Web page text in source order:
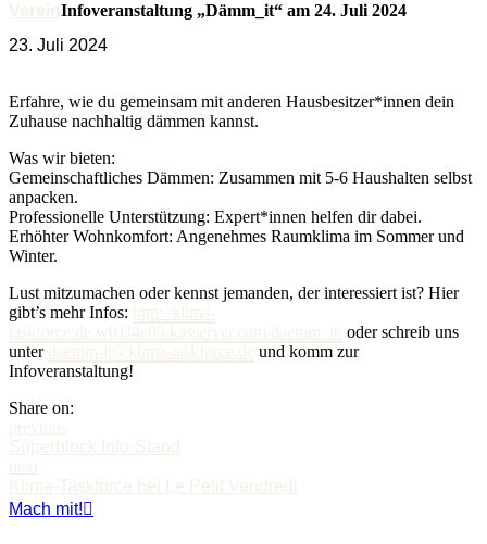
VereinInfoveranstaltung „Dämm_it“ am 24. Juli 2024
23. Juli 2024
Erfahre, wie du gemeinsam mit anderen Hausbesitzer*innen dein
Zuhause nachhaltig dämmen kannst.
Was wir bieten:
Gemeinschaftliches Dämmen: Zusammen mit 5-6 Haushalten selbst
anpacken.
Professionelle Unterstützung: Expert*innen helfen dir dabei.
Erhöhter Wohnkomfort: Angenehmes Raumklima im Sommer und
Winter.
Lust mitzumachen oder kennst jemanden, der interessiert ist? Hier
gibt’s mehr Infos:
http://klima-
taskforce.de.w01f4e05.kasserver.com/daemm_it/
oder schreib uns
unter daemm-it@klima-taskforce.de und komm zur
Infoveranstaltung!
Share on:
previous
Superblock Info-Stand
next
Klima-Taskforce bei Le Petit Vendredi
Mach mit!